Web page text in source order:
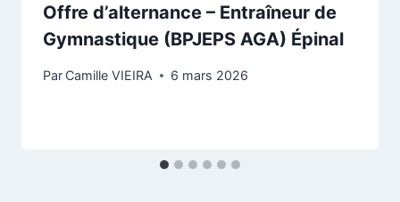
Offre d’alternance – Entraîneur de
Gymnastique (BPJEPS AGA) Épinal
Par Camille VIEIRA 6 mars 2026